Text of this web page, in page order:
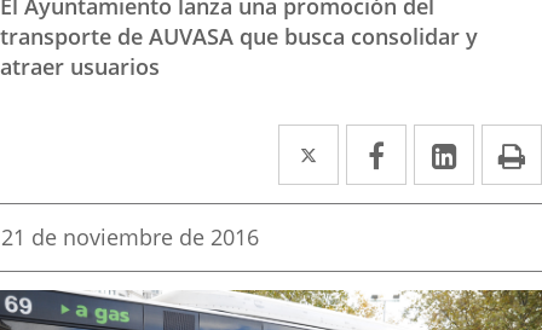
El Ayuntamiento lanza una promoción del
transporte de AUVASA que busca consolidar y
atraer usuarios
Twitter
Enlace
a
aplicación
externa.
Facebook
Enlace
a
aplicación
externa.
Enlace
a
Fecha
la
noticia
21 de noviembre de 2016